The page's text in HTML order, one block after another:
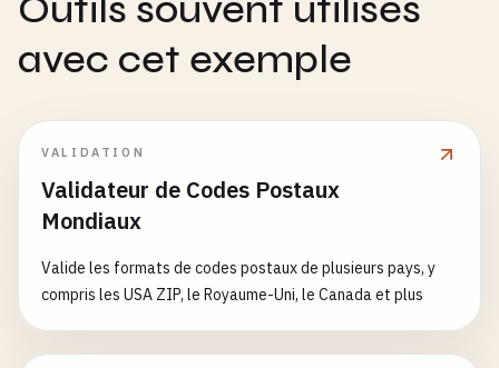
1234 AB
# Without space
1234AB
# With space (3 digits + 2 digits)
123
45
# Without space
12345
11455
avec cet exemple
VALIDATION
Validateur de Codes Postaux
Mondiaux
Valide les formats de codes postaux de plusieurs pays, y
compris les USA ZIP, le Royaume-Uni, le Canada et plus